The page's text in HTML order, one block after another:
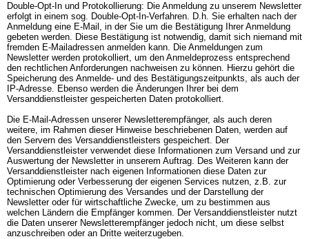
Double-Opt-In und Protokollierung: Die Anmeldung zu unserem Newsletter
erfolgt in einem sog. Double-Opt-In-Verfahren. D.h. Sie erhalten nach der
Anmeldung eine E-Mail, in der Sie um die Bestätigung Ihrer Anmeldung
gebeten werden. Diese Bestätigung ist notwendig, damit sich niemand mit
fremden E-Mailadressen anmelden kann. Die Anmeldungen zum
Newsletter werden protokolliert, um den Anmeldeprozess entsprechend
den rechtlichen Anforderungen nachweisen zu können. Hierzu gehört die
Speicherung des Anmelde- und des Bestätigungszeitpunkts, als auch der
IP-Adresse. Ebenso werden die Änderungen Ihrer bei dem
Versanddienstleister gespeicherten Daten protokolliert.
Die E-Mail-Adressen unserer Newsletterempfänger, als auch deren
weitere, im Rahmen dieser Hinweise beschriebenen Daten, werden auf
den Servern des Versanddienstleisters gespeichert. Der
Versanddienstleister verwendet diese Informationen zum Versand und zur
Auswertung der Newsletter in unserem Auftrag. Des Weiteren kann der
Versanddienstleister nach eigenen Informationen diese Daten zur
Optimierung oder Verbesserung der eigenen Services nutzen, z.B. zur
technischen Optimierung des Versandes und der Darstellung der
Newsletter oder für wirtschaftliche Zwecke, um zu bestimmen aus
welchen Ländern die Empfänger kommen. Der Versanddienstleister nutzt
die Daten unserer Newsletterempfänger jedoch nicht, um diese selbst
anzuschreiben oder an Dritte weiterzugeben.